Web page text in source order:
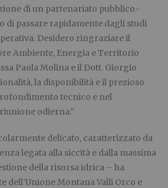
di un partenariato pubblico-
di passare rapidamente dagli studi
Desidero ringraziare il
Ambiente, Energia e Territorio
Paola Molina e il Dott. Giorgio
la disponibilità e il prezioso
tecnico e nel
odierna.”
delicato, caratterizzato da
legata alla siccità e dalla massima
della risorsa idrica – ha
dell’Unione Montana Valli Orco e